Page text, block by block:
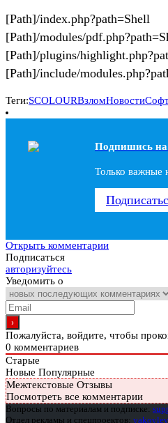
[Path]/index.php?path=Shell
[Path]/modules/
[Path]/plugins/
[Path]/include/
Теги:SCOLOURВзломНовости
Подпишись на
Только важные
Открыть комментарии
Подписаться
авторизуйтесь
Уведомить о
Пожалуйста, войдите, чтобы
0 комментариев
Старые
Новые Популярные
Межтекстовые Отзывы
Посмотреть все комментарии
Вопросы по материалам и подписке:
Отдел рекламы и спецпроектов: